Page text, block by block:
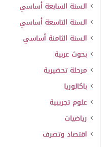
السنة السابعة أساسي
السنة التاسعة أساسي
السنة الثامنة أساسي
بحوث عربية
مرحلة تحضيرية
باكالوريا
علوم تجريبية
رياضيات
اقتصاد وتصرف